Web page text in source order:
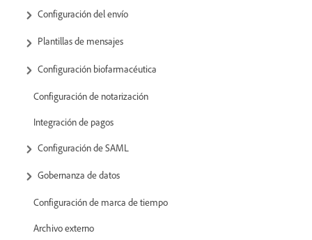
Configuración del envío
Plantillas de mensajes
Configuración biofarmacéutica
Configuración de notarización
Integración de pagos
Configuración de SAML
Gobernanza de datos
Configuración de marca de tiempo
Archivo externo